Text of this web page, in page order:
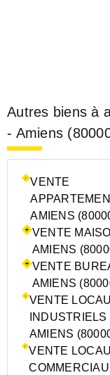
Autres biens à
- Amiens
VENTE
AMIENS
VENTE
AMIENS
VENTE
AMIENS
VENTE
INDUSTRIELS
AMIENS
VENTE